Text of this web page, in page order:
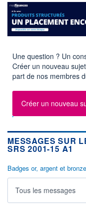
Une question ? Un
Créer un nouveau
part de nos membres
Créer un nouveau
MESSAGES SUR
SRS 2001-15 A1
Badges or, argent et
Tous les messages